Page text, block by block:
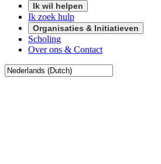
Ik wil helpen
Ik zoek hulp
Organisaties & Initiatieven
Scholing
Over ons & Contact